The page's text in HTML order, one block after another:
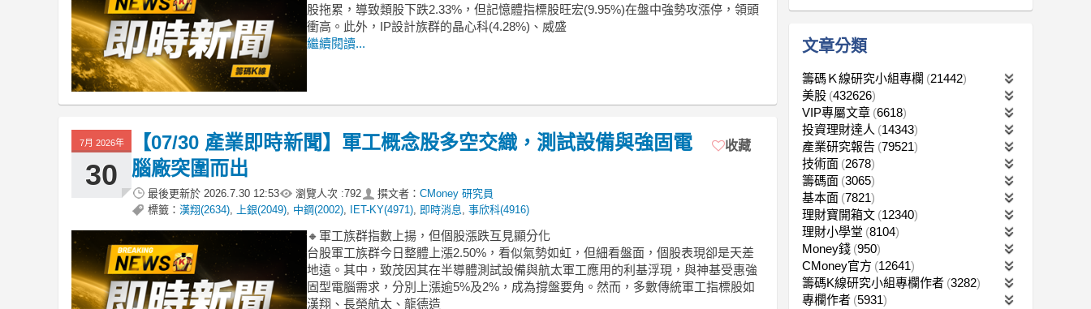
股拖累，導致類股下跌2.33%，但記憶體指標股旺宏(9.95%)在盤中強勢攻漲停，領頭
衝高。此外，IP設計族群的晶心科(4.28%)、威盛
繼續閱讀...
7月 2026年
30
【07/30 產業即時新聞】軍工概念股多空交織，測試設備與強固電
腦廠突圍而出
最後更新於 2026.7.30 12:53 瀏覽人次 :792 撰文者： CMoney 研究員
標籤： 漢翔(2634) 上銀(2049) 中鋼(2002) IET-KY(4971) 即時消息 事欣科(4916)
收藏
🔸軍工族群指數上揚，但個股漲跌互見顯分化
台股軍工族群今日整體上漲2.50%，看似氣勢如虹，但細看盤面，個股表現卻是天差
地遠。其中，致茂因其在半導體測試設備與航太軍工應用的利基浮現，與神基受惠強
固型電腦需求，分別上漲逾5%及2%，成為撐盤要角。然而，多數傳統軍工指標股如
漢翔、長榮航太、龍德造
文章分類
籌碼Ｋ線研究小組專欄
21442
美股 432626
VIP專屬文章 6618
投資理財達人
14343
產業研究報告 79521
技術面 2678
籌碼面 3065
基本面 7821
理財寶開箱文 12340
理財小學堂 8104
Money錢 950
CMoney官方 12641
籌碼K線研究小組專欄作者 3282
專欄作者 5931